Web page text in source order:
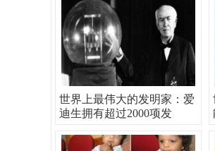
世界上最伟大的发明家：爱
迪生拥有超过2000项发